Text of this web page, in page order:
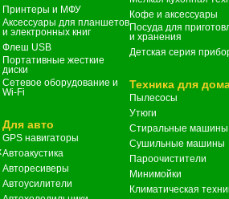
Принтеры и МФУ
Аксессуары для планшетов
и электронных книг
Флеш USB
Портативные жесткие
диски
Сетевое оборудование и
Wi-Fi
Для авто
GPS навигаторы
Автоакустика
Авторесиверы
Автоусилители
Кофе и аксессуары
Посуда для
и хранения
Детская серия
Техника для
Пылесосы
Утюги
Стиральные машины
Сушильные машины
Пароочистители
Минимойки
Климатическая